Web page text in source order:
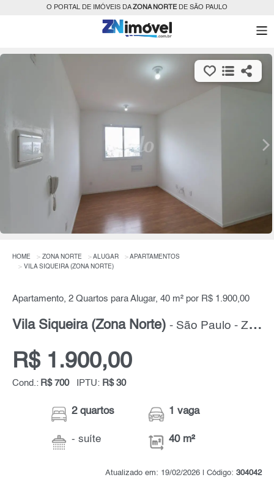
O PORTAL DE IMÓVEIS DAZONA NORTEDE SÃO PAULO
HOME ZONA NORTE ALUGAR
APARTAMENTOS
VILA SIQUEIRA (ZONA NORTE)
Apartamento, 2 Quartos para Alugar, 40 m² por R$ 1.900,00
Vila Siqueira (Zona Norte) - São Paulo - Zona Norte
R$ 1.900,00
Cond.: R$ 700 IPTU: R$ 30
2 quartos
- suíte
1 vaga
40 m²
Atualizado em: 19/02/2026 | Código: 304042